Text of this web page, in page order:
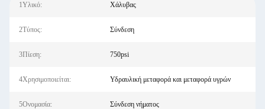
1Υλικό: Χάλυβας
2Τύπος: Σύνδεση
3Πίεση: 750psi
4Χρησιμοποιείται: Υδραυλική μεταφορά και μεταφορά υγρών
5Ονομασία: Σύνδεση νήματος